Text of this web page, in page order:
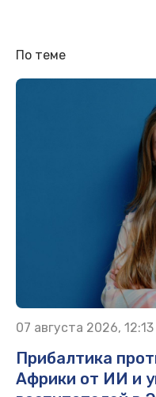
По теме
07 августа 2026, 12:13
Прибалтика
Африки от ИИ и